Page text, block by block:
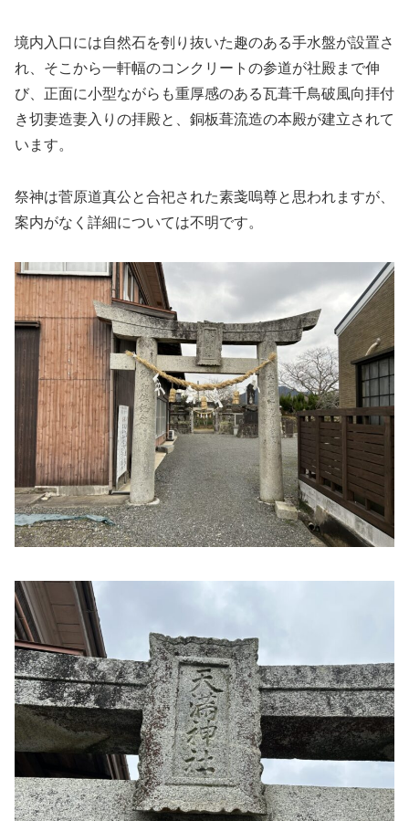
境内入口には自然石を刳り抜いた趣のある手水盤が設置さ
れ、そこから一軒幅のコンクリートの参道が社殿まで伸
び、正面に小型ながらも重厚感のある瓦葺千鳥破風向拝付
き切妻造妻入りの拝殿と、銅板葺流造の本殿が建立されて
います。
祭神は菅原道真公と合祀された素戔嗚尊と思われますが、
案内がなく詳細については不明です。